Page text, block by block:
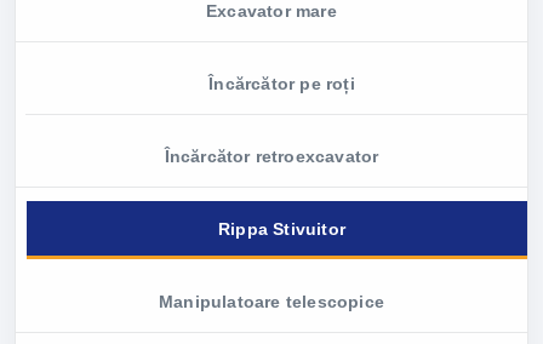
Excavator mare
Încărcător pe roți
Încărcător retroexcavator
Rippa Stivuitor
Manipulatoare telescopice